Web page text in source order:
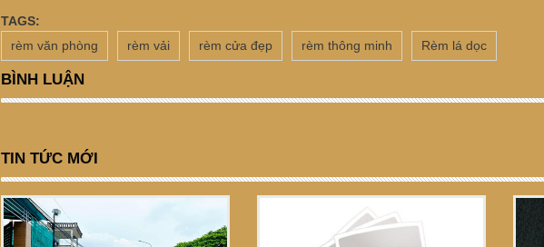
TAGS:
rèm văn phòng
rèm vải rèm cửa đẹp rèm thông minh Rèm lá dọc
BÌNH LUẬN
TIN TỨC MỚI